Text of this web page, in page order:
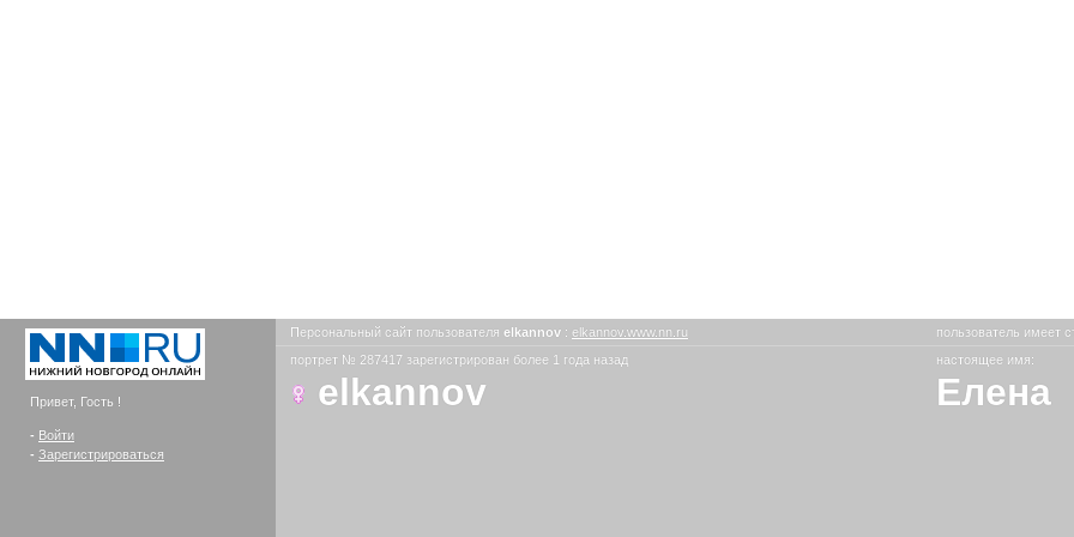
Привет, Гость !
- Войти
- Зарегистрироваться
Персональный сайт пользователя elkannov : elkannov.www.nn.ru пользователь имеет
портрет № 287417 зарегистрирован более 1 года назад
elkannov
настоящее имя:
Елена